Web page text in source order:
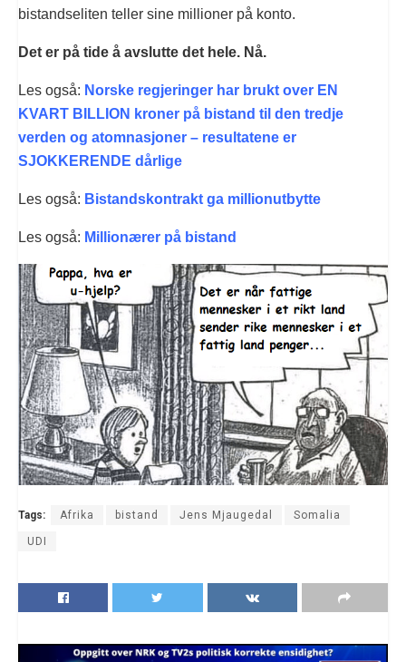
bistandseliten teller sine millioner på konto.
Det er på tide å avslutte det hele. Nå.
Les også: Norske regjeringer har brukt over EN
KVART BILLION kroner på bistand til den tredje
verden og atomnasjoner – resultatene er
SJOKKERENDE dårlige
Les også: Bistandskontrakt ga millionutbytte
Les også: Millionærer på bistand
Tags: Afrika bistand Jens Mjaugedal Somalia
UDI